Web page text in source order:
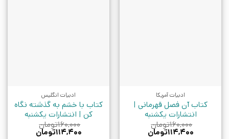
ادبیات آمریکا
کتاب آن فصل قهرمانی |
انتشارات یکشنبه
۱۶۰,۰۰۰تومان
قیمت
۱۱۴,۴۰۰تومان
ادبیات انگلیس
کتاب با خشم به گذشته نگاه
کن | انتشارات یکشنبه
۱۶۰,۰۰۰تومان
قیمت
۱۱۴,۴۰۰تومان